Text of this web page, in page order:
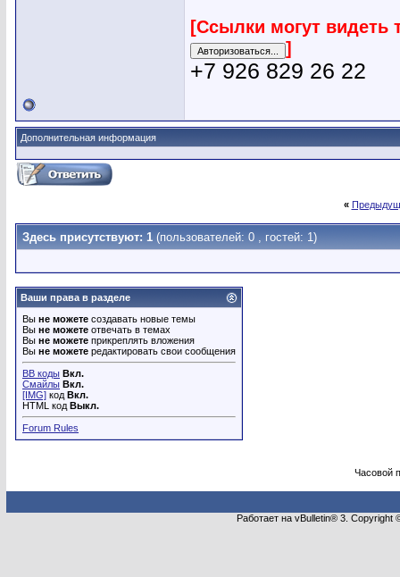
[Ссылки могут видеть
]
+7 926 829 26 22
Дополнительная информация
«
Здесь присутствуют: 1 (пользователей: 0 , гостей: 1)
Ваши права в разделе
Вы не можете создавать новые темы
Вы не можете отвечать в темах
Вы не можете прикреплять вложения
Вы не можете редактировать свои сообщения
BB коды Вкл.
Смайлы Вкл.
[IMG] код Вкл.
HTML код Выкл.
Forum Rules
Часовой
Работает на vBulletin® 3.